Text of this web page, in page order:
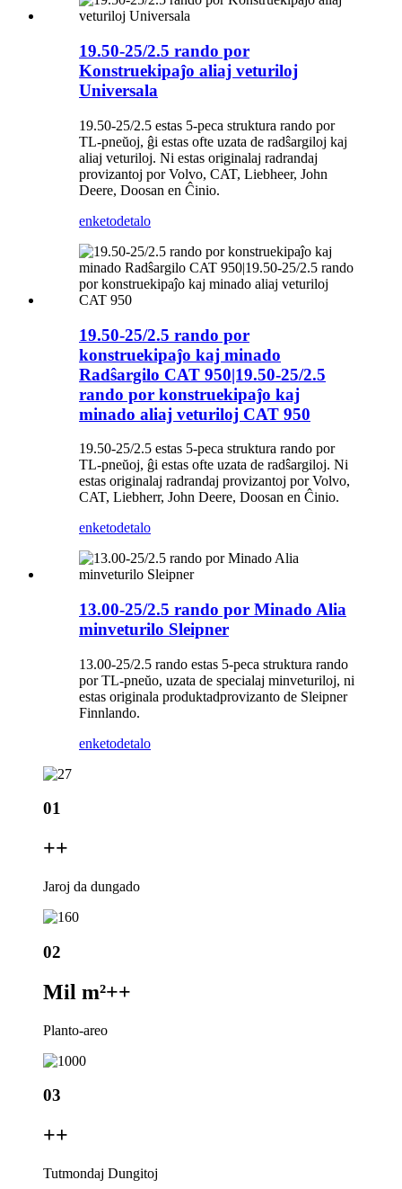
19.50-25/2.5 rando por
Konstruekipaĵo aliaj veturiloj
Universala
19.50-25/2.5 estas 5-peca struktura rando por
TL-pneŭoj, ĝi estas ofte uzata de radŝargiloj kaj
aliaj veturiloj. Ni estas originalaj radrandaj
provizantoj por Volvo, CAT, Liebheer, John
Deere, Doosan en Ĉinio.
enketodetalo
19.50-25/2.5 rando por
konstruekipaĵo kaj minado
Radŝargilo CAT 950|19.50-25/2.5
rando por konstruekipaĵo kaj
minado aliaj veturiloj CAT 950
19.50-25/2.5 estas 5-peca struktura rando por
TL-pneŭoj, ĝi estas ofte uzata de radŝargiloj. Ni
estas originalaj radrandaj provizantoj por Volvo,
CAT, Liebherr, John Deere, Doosan en Ĉinio.
enketodetalo
13.00-25/2.5 rando por Minado Alia
minveturilo Sleipner
13.00-25/2.5 rando estas 5-peca struktura rando
por TL-pneŭo, uzata de specialaj minveturiloj, ni
estas originala produktadprovizanto de Sleipner
Finnlando.
enketodetalo
01
++
Jaroj da dungado
02
Mil m²++
Planto-areo
03
++
Tutmondaj Dungitoj